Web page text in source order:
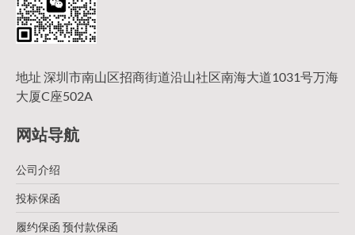
地址 深圳市南山区招商街道沿山社区南海大道1031号万海
大厦C座502A
网站导航
公司介绍
投标保函
履约保函 预付款保函